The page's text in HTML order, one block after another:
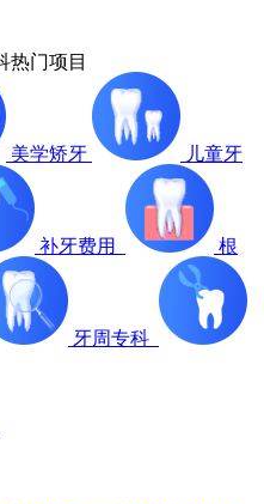
热门项目
美学矫牙 儿童牙
补牙费用 根
牙周专科